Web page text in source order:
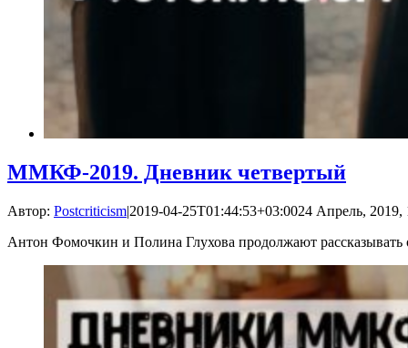
ММКФ-2019. Дневник четвертый
Автор: Postcriticism|2019-04-25T01:44:53+03:0024 Апрель, 2019,
Антон Фомочкин и Полина Глухова продолжают